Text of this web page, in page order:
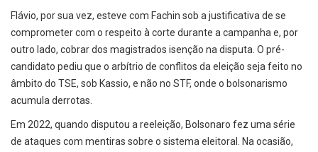
Flávio, por sua vez, esteve com Fachin sob a justificativa de se
comprometer com o respeito à corte durante a campanha e, por
outro lado, cobrar dos magistrados isenção na disputa. O pré-
candidato pediu que o arbítrio de conflitos da eleição seja feito no
âmbito do TSE, sob Kassio, e não no STF, onde o bolsonarismo
acumula derrotas.
Em 2022, quando disputou a reeleição, Bolsonaro fez uma série
de ataques com mentiras sobre o sistema eleitoral. Na ocasião,